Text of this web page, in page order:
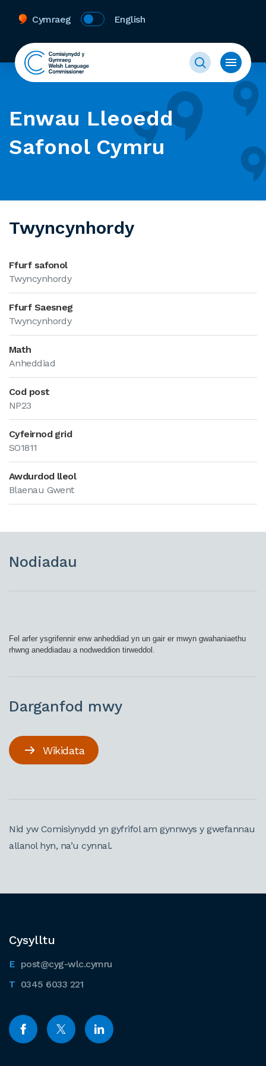
Cymraeg English
Enwau Lleoedd
Safonol Cymru
Twyncynhordy
Ffurf safonol
Twyncynhordy
Ffurf Saesneg
Twyncynhordy
Math
Anheddiad
Cod post
NP23
Cyfeirnod grid
SO1811
Awdurdod lleol
Blaenau Gwent
Nodiadau
Fel arfer ysgrifennir enw anheddiad yn un gair er mwyn gwahaniaethu
rhwng aneddiadau a nodweddion tirweddol.
Darganfod mwy
Wikidata
Nid yw Comisiynydd yn gyfrifol am gynnwys y gwefannau
allanol hyn, na’u cynnal.
Cysylltu
post@cyg-wlc.cymru
0345 6033 221